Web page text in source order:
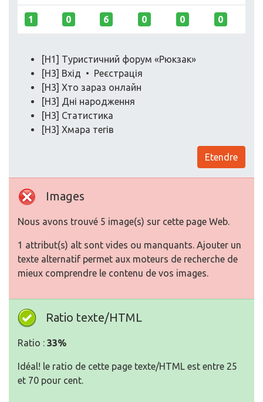
1 0 6 0 0 0
[H1] Туристичний форум «Рюкзак»
[H3] Вхід • Реєстрація
[H3] Хто зараз онлайн
[H3] Дні народження
[H3] Статистика
[H3] Хмара тегів
Etendre
Images
Nous avons trouvé 5 image(s) sur cette page Web.
1 attribut(s) alt sont vides ou manquants. Ajouter un
texte alternatif permet aux moteurs de recherche de
mieux comprendre le contenu de vos images.
Ratio texte/HTML
Ratio : 33%
Idéal! le ratio de cette page texte/HTML est entre 25
et 70 pour cent.